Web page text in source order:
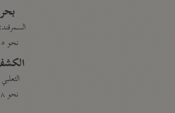
السمرقندي
نحو ٥ مجلدات
الثعلبي
نحو ٨ مجلدات